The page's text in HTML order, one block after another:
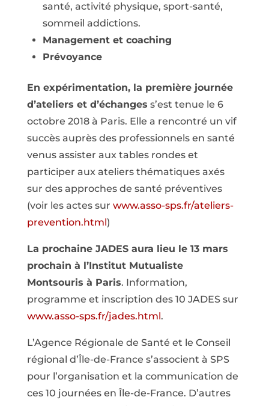
santé, activité physique, sport-santé,
sommeil addictions.
Management et coaching
Prévoyance
En expérimentation, la première journée
d’ateliers et d’échanges s’est tenue le 6
octobre 2018 à Paris. Elle a rencontré un vif
succès auprès des professionnels en santé
venus assister aux tables rondes et
participer aux ateliers thématiques axés
sur des approches de santé préventives
(voir les actes sur www.asso-sps.fr/ateliers-
prevention.html)
La prochaine JADES aura lieu le 13 mars
prochain à l’Institut Mutualiste
Montsouris à Paris. Information,
programme et inscription des 10 JADES sur
www.asso-sps.fr/jades.html.
L’Agence Régionale de Santé et le Conseil
régional d’Île-de-France s’associent à SPS
pour l’organisation et la communication de
ces 10 journées en Île-de-France. D’autres